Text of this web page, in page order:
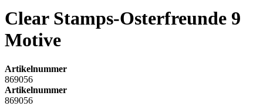
Clear Stamps-Osterfreunde 9
Motive
Artikelnummer
869056
Artikelnummer
869056